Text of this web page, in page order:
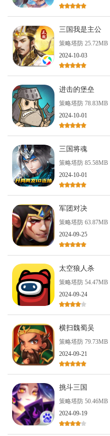
三国我是主公
策略塔防 25.72MB
2024-10-03
进击的堡垒
策略塔防 78.83MB
2024-10-01
三国将魂
策略塔防 85.58MB
2024-10-01
军团对决
策略塔防 63.87MB
2024-09-25
太空狼人杀
策略塔防 54.47MB
2024-09-24
横扫魏蜀吴
策略塔防 79.73MB
2024-09-21
挑斗三国
策略塔防 50.46MB
2024-09-19